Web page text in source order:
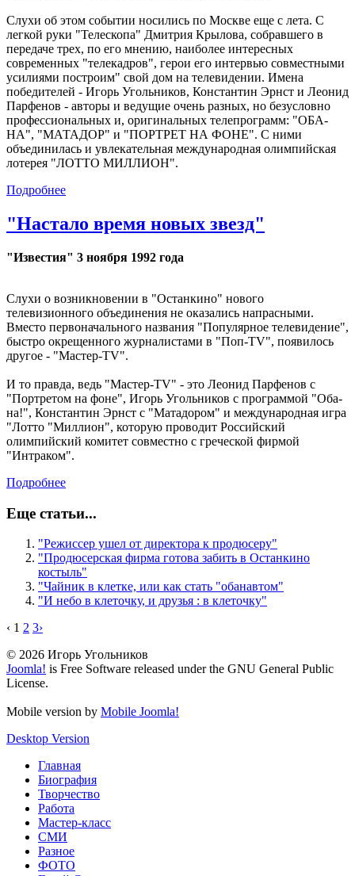
Слухи об этом событии носились по Москве еще с лета. С
легкой руки "Телескопа" Дмитрия Крылова, собравшего в
передаче трех, по его мнению, наиболее интересных
современных "телекадров", герои его интервью совместными
усилиями построим" свой дом на телевидении. Имена
победителей - Игорь Угольников, Константин Эрнст и Леонид
Парфенов - авторы и ведущие очень разных, но безусловно
профессиональных и, оригинальных телепрограмм: "ОБА-
НА", "МАТАДОР" и "ПОРТРЕТ НА ФОНЕ". С ними
объединилась и увлекательная международная олимпийская
лотерея "ЛОТТО МИЛЛИОН".
Подробнее
"Настало время новых звезд"
"Известия" 3 ноября 1992 года
Слухи о возникновении в "Останкино" нового
телевизионного объединения не оказались напрасными.
Вместо первоначального названия "Популярное телевидение",
быстро окрещенного журналистами в "Поп-ТV", появилось
другое - "Мастер-TV".
И то правда, ведь "Мастер-TV" - это Леонид Парфенов с
"Портретом на фоне", Игорь Угольников с программой "Оба-
на!", Константин Эрнст с "Матадором" и международная игра
"Лотто "Миллион", которую проводит Российский
олимпийский комитет совместно с греческой фирмой
"Интраком".
Подробнее
Еще статьи...
"Режиссер ушел от директора к продюсеру"
"Продюсерская фирма готова забить в Останкино
костыль"
"Чайник в клетке, или как стать "обанавтом"
"И небо в клеточку, и друзья : в клеточку"
‹ 1 2 3›
© 2026 Игорь Угольников
Joomla! is Free Software released under the GNU General Public
License.
Mobile version by Mobile Joomla!
Desktop Version
Главная
Биография
Творчество
Работа
Мастер-класс
СМИ
Разное
ФОТО